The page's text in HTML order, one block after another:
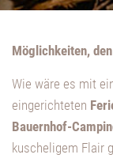
Möglichkeiten,
Wie wäre es mit
eingerichteten
Bauernhof-
kuscheligem Flair